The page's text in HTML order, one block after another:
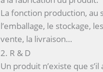
La fonction production, au
l’emballage, le stockage,
vente, la livraison…
2. R & D
Un produit n’existe que